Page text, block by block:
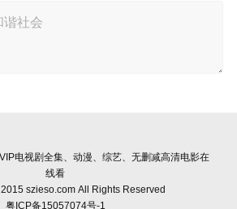
电视剧全集、动漫、综艺、无删减高清电影在
线看
szieso.com All Rights Reserved
粤ICP备15057074号-1